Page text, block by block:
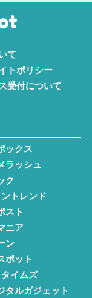
て
トポリシー
受付について
ックス
ラッシュ
ク
トレンド
スト
ニア
ン
ポット
イムズ
タルガジェット